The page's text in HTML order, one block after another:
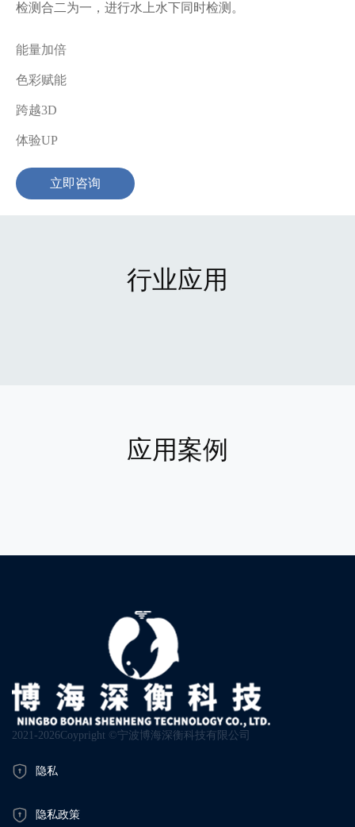
检测合二为一，进行水上水下同时检测。
能量加倍
色彩赋能
跨越3D
体验UP
立即咨询
行业应用
应用案例
2021-2026Coypright ©宁波博海深衡科技有限公司
隐私
隐私政策